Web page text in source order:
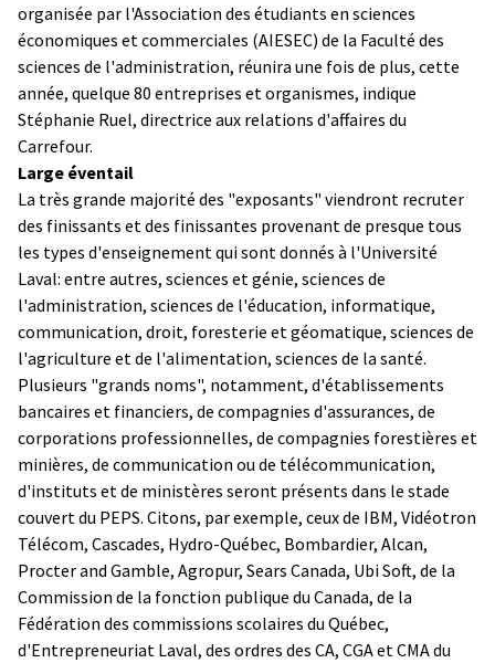
organisée par l'Association des étudiants en sciences
économiques et commerciales (AIESEC) de la Faculté des
sciences de l'administration, réunira une fois de plus, cette
année, quelque 80 entreprises et organismes, indique
Stéphanie Ruel, directrice aux relations d'affaires du
Carrefour.
Large éventail
La très grande majorité des "exposants" viendront recruter
des finissants et des finissantes provenant de presque tous
les types d'enseignement qui sont donnés à l'Université
Laval: entre autres, sciences et génie, sciences de
l'administration, sciences de l'éducation, informatique,
communication, droit, foresterie et géomatique, sciences de
l'agriculture et de l'alimentation, sciences de la santé.
Plusieurs "grands noms", notamment, d'établissements
bancaires et financiers, de compagnies d'assurances, de
corporations professionnelles, de compagnies forestières et
minières, de communication ou de télécommunication,
d'instituts et de ministères seront présents dans le stade
couvert du PEPS. Citons, par exemple, ceux de IBM, Vidéotron
Télécom, Cascades, Hydro-Québec, Bombardier, Alcan,
Procter and Gamble, Agropur, Sears Canada, Ubi Soft, de la
Commission de la fonction publique du Canada, de la
Fédération des commissions scolaires du Québec,
d'Entrepreneuriat Laval, des ordres des CA, CGA et CMA du